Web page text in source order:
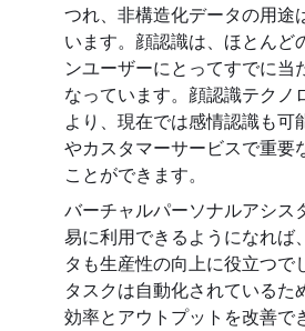
つれ、非構造化データの用途
います。顔認識は、ほとんど
ンユーザーにとってすでに当
なっています。顔認識テクノ
より、現在では感情認識も可
やカスタマーサービスで重要
ことができます。
バーチャルパーソナルアシス
易に利用できるようになれば
タも生産性の向上に役立つで
タスクは自動化されているた
効率とアウトプットを改善で